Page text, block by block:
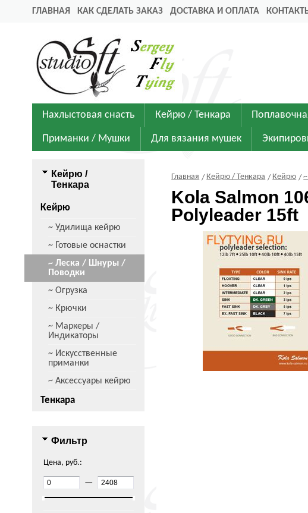
ГЛАВНАЯ КАК СДЕЛАТЬ ЗАКАЗ ДОСТАВКА И ОПЛАТА
Нахлыстовая снасть Кейрю / Тенкара
Приманки / Мушки Для вязания мушек
Кейрю /
Тенкара
Кейрю
~ Удилища кейрю
~ Готовые оснастки
~ Леска / Шнуры /
Поводки
~ Огрузка
~ Крючки
~ Маркеры /
Индикаторы
~ Искусственные
приманки
~ Аксессуары кейрю
Тенкара
Фильтр
Цена, руб.:
—
Главная Кейрю / Тенкара Кейрю
Kola Salmon
Polyleader 15ft